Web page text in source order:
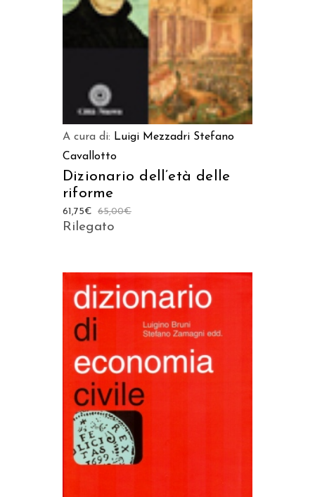
A cura di: Luigi Mezzadri Stefano
Cavallotto
Dizionario dell’età delle
riforme
65,00€
61,75€
Rilegato
AGGIUNGI AL CARRELLO